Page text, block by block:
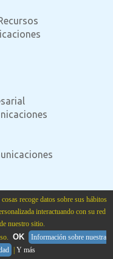
recoge datos sobre sus hábitos
interactuando con su red
nuestro sitio.
OK
Información sobre nuestra
Y más
Comunicaciones